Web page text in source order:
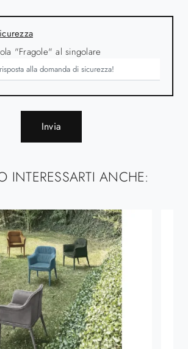
"Fragole" al singolare
Invia
INTERESSARTI ANCHE: